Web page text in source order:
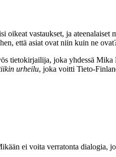
vastaukset, ja
että asiat ovat niin kuin ne
tietokirjailija, joka yhdessä
urheilu, joka voitti Tieto-
ei voita verratonta dialogia,